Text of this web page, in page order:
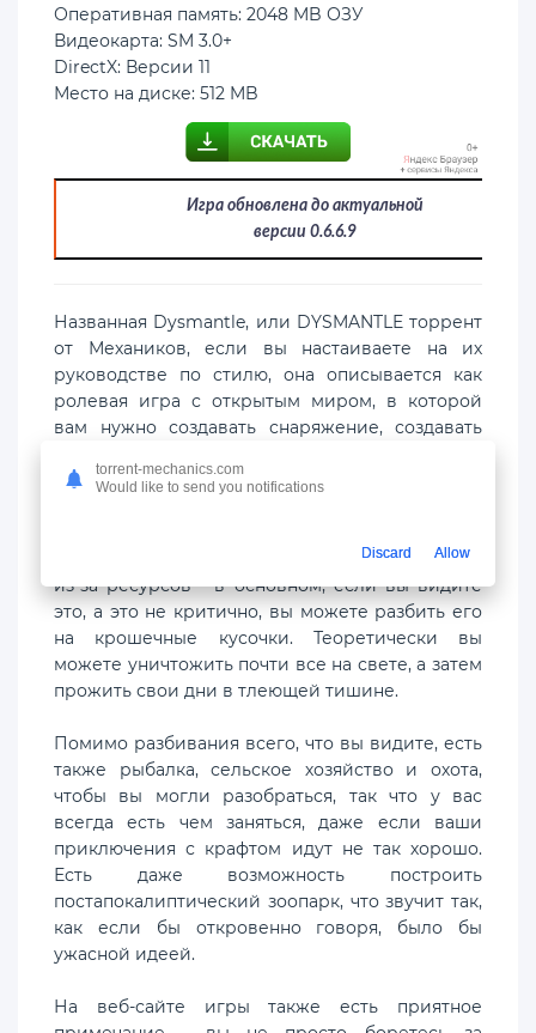
Оперативная память: 2048 MB ОЗУ
Видеокарта: SM 3.0+
DirectX: Версии 11
Место на диске: 512 MB
Игра обновлена до актуальной
версии 0.6.6.9
Названная Dysmantle, или DYSMANTLE торрент
от Механиков, если вы настаиваете на их
руководстве по стилю, она описывается как
ролевая игра с открытым миром, в которой
вам нужно создавать снаряжение, создавать
все типично.
99% объектов в мире могут быть уничтожены
из-за ресурсов - в основном, если вы видите
это, а это не критично, вы можете разбить его
на крошечные кусочки. Теоретически вы
можете уничтожить почти все на свете, а затем
прожить свои дни в тлеющей тишине.
Помимо разбивания всего, что вы видите, есть
также рыбалка, сельское хозяйство и охота,
чтобы вы могли разобраться, так что у вас
всегда есть чем заняться, даже если ваши
приключения с крафтом идут не так хорошо.
Есть даже возможность построить
постапокалиптический зоопарк, что звучит так,
как если бы откровенно говоря, было бы
ужасной идеей.
На веб-сайте игры также есть приятное
torrent-mechanics.com
Would like to send you notifications
Discard Allow